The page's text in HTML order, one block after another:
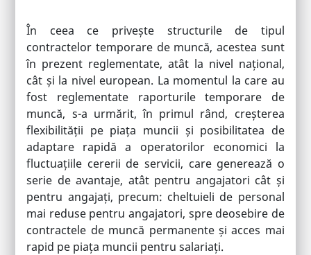
În ceea ce privește structurile de tipul
contractelor temporare de muncă, acestea sunt
în prezent reglementate, atât la nivel național,
cât și la nivel european. La momentul la care au
fost reglementate raporturile temporare de
muncă, s-a urmărit, în primul rând, creșterea
flexibilității pe piața muncii și posibilitatea de
adaptare rapidă a operatorilor economici la
fluctuațiile cererii de servicii, care generează o
serie de avantaje, atât pentru angajatori cât și
pentru angajați, precum: cheltuieli de personal
mai reduse pentru angajatori, spre deosebire de
contractele de muncă permanente și acces mai
rapid pe piața muncii pentru salariați.